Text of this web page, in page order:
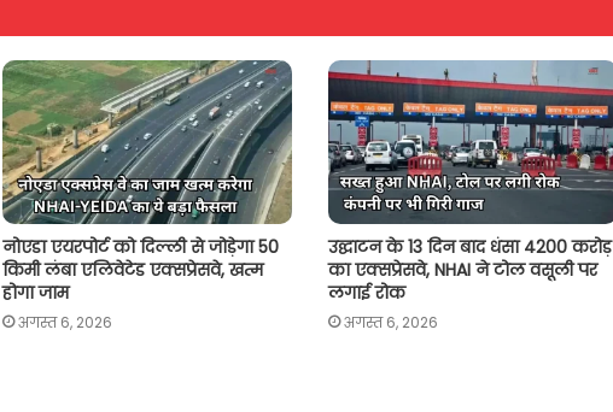
नोएडा एयरपोर्ट को दिल्ली से जोड़ेगा 50
किमी लंबा एलिवेटेड एक्सप्रेसवे, खत्म
होगा जाम
अगस्त 6, 2026
उद्घाटन के 13 दिन बाद धंसा 4200 करोड़
का एक्सप्रेसवे, NHAI ने टोल वसूली पर
लगाई रोक
अगस्त 6, 2026